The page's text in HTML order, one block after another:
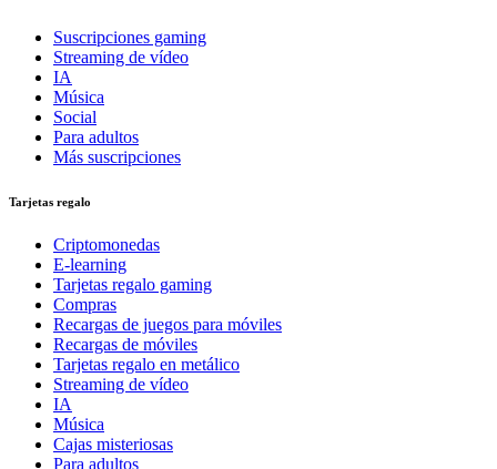
Suscripciones gaming
Streaming de vídeo
IA
Música
Social
Para adultos
Más suscripciones
Tarjetas regalo
Criptomonedas
E-learning
Tarjetas regalo gaming
Compras
Recargas de juegos para móviles
Recargas de móviles
Tarjetas regalo en metálico
Streaming de vídeo
IA
Música
Cajas misteriosas
Para adultos